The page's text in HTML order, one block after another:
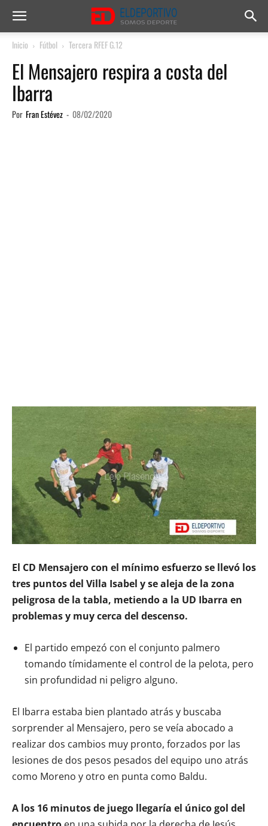
Inicio Fútbol Tercera RFEF G.12
El Mensajero respira a costa del
Ibarra
Por Fran Estévez - 08/02/2020
El CD Mensajero con el mínimo esfuerzo se llevó los
tres puntos del Villa Isabel y se aleja de la zona
peligrosa de la tabla, metiendo a la UD Ibarra en
problemas y muy cerca del descenso.
El partido empezó con el conjunto palmero
tomando tímidamente el control de la pelota, pero
sin profundidad ni peligro alguno.
El Ibarra estaba bien plantado atrás y buscaba
sorprender al Mensajero, pero se veía abocado a
realizar dos cambios muy pronto, forzados por las
lesiones de dos pesos pesados del equipo uno atrás
como Moreno y otro en punta como Baldu.
A los 16 minutos de juego llegaría el único gol del